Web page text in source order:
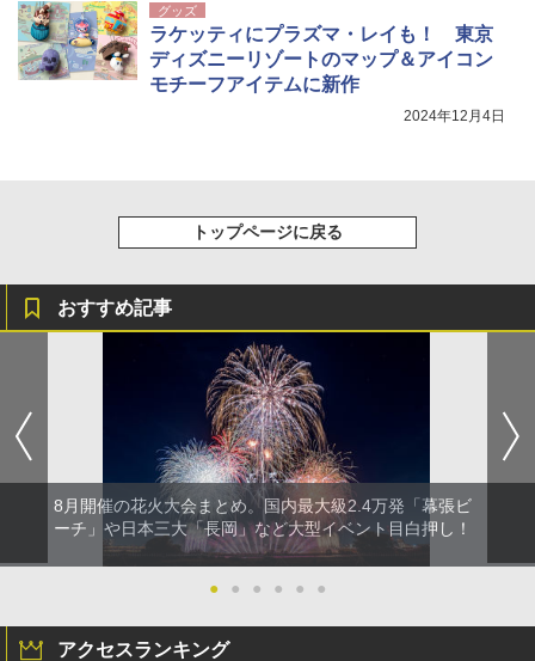
グッズ
ラケッティにプラズマ・レイも！ 東京
ディズニーリゾートのマップ＆アイコン
モチーフアイテムに新作
2024年12月4日
トップページに戻る
おすすめ記事
8月開催の花火大会まとめ。国内最大級2.4万発「幕張ビ
ーチ」や日本三大「長岡」など大型イベント目白押し！
● ● ● ● ● ●
アクセスランキング